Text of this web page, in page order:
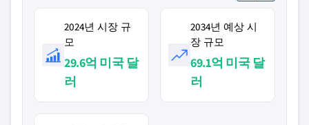
2024년 시장 규
모
29.6억 미국 달
러
2034년 예상 시
장 규모
69.1억 미국 달
러